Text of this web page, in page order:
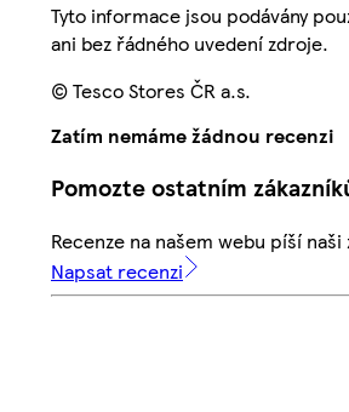
Tyto informace jsou podávány
ani bez řádného uvedení zdroje.
© Tesco Stores ČR a.s.
Zatím nemáme žádnou recenzi
Pomozte ostatním
Recenze na našem webu píší
Napsat recenzi